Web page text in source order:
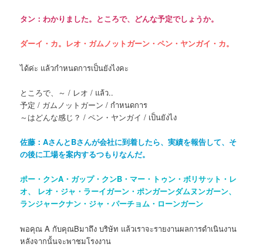
タン：わかりました。ところで、どんな予定でしょうか。
ダーイ・カ。レオ・ガムノットガーン・ペン・ヤンガイ・カ。
ได้ค่ะ แล้วกำหนดการเป็นยังไงคะ
ところで、～ / レオ / แล้ว..
予定 / ガムノットガーン / กำหนดการ
～はどんな感じ？ / ペン・ヤンガイ / เป็นยังไง
佐藤：AさんとBさんが会社に到着したら、実績を報告して、そ
の後に工場を案内するつもりなんだ。
ポー・クンA・ガップ・クンB・マー・トゥン・ボリサット・レ
オ、 レオ・ジャ・ラーイガーン・ポンガーンダムヌンガーン、
ランジャークナン・ジャ・パーチョム・ローンガーン
พอคุณ A กับคุณBมาถึง บริษัท แล้วเราจะรายงานผลการดำเนินงาน
หลังจากนั้นจะพาชมโรงงาน